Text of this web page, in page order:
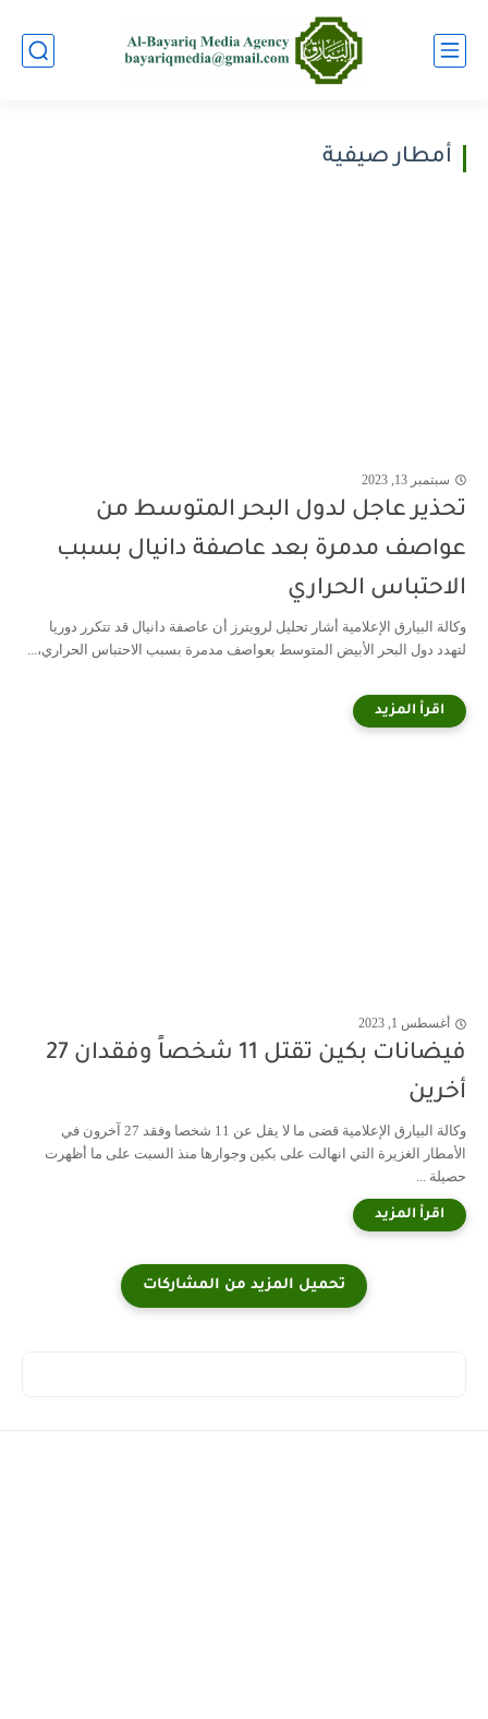
أمطار صيفية
سبتمبر 13, 2023
تحذير عاجل لدول البحر المتوسط من
عواصف مدمرة بعد عاصفة دانيال بسبب
الاحتباس الحراري
وكالة البيارق الإعلامية أشار تحليل لرويترز أن عاصفة دانيال قد تتكرر دوريا
لتهدد دول البحر الأبيض المتوسط بعواصف مدمرة بسبب الاحتباس الحراري،...
أغسطس 1, 2023
فيضانات بكين تقتل 11 شخصاً وفقدان 27
أخرين
وكالة البيارق الإعلامية قضى ما لا يقل عن 11 شخصا وفقد 27 آخرون في
الأمطار الغزيرة التي انهالت على بكين وجوارها منذ السبت على ما أظهرت
حصيلة ...